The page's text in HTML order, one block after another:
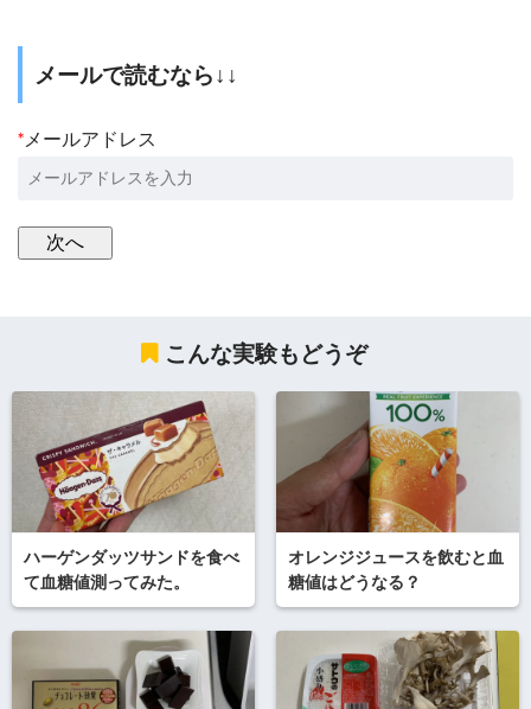
メールで読むなら↓↓
* メールアドレス
こんな実験もどうぞ
ハーゲンダッツサンドを食べ
て血糖値測ってみた。
オレンジジュースを飲むと血
糖値はどうなる？